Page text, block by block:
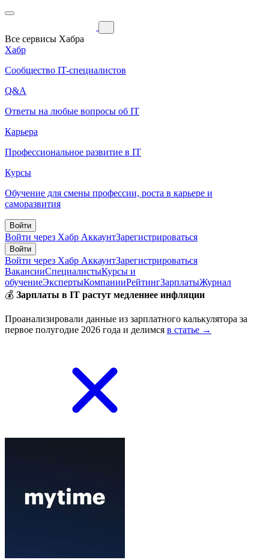
Все сервисы Хабра
Хабр
Сообщество IT-специалистов
Q&A
Ответы на любые вопросы об IT
Карьера
Профессиональное развитие в IT
Курсы
Обучение для смены профессии, роста в карьере и
саморазвития
Войти
Войти через Хабр АккаунтЗарегистрироваться
Войти
Войти через Хабр АккаунтЗарегистрироваться
ВакансииСпециалистыКурсы и
обучениеЭкспертыКомпанииРейтингЗарплатыЖурнал
💰 Зарплаты в IT растут медленнее инфляции
Проанализировали данные из зарплатного калькулятора за
первое полугодие 2026 года и делимся в статье →